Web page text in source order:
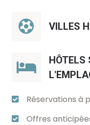
VILLES
HÔTELS
Réservations à
Offres